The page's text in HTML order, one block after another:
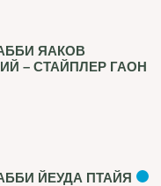
ЯАКОВ
– СТАЙПЛЕР ГАОН
ЙЕУДА ПТАЙЯ